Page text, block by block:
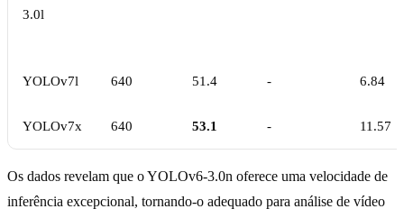
3.0l
YOLOv7l 640 51.4 - 6.84
YOLOv7x 640 53.1 - 11.57
Os dados revelam que o YOLOv6-3.0n oferece uma velocidade de
inferência excepcional, tornando-o adequado para análise de vídeo